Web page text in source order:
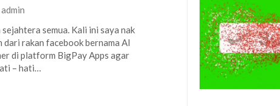
admin
semua. Kali ini saya nak
rakan facebook bernama Al
di platform BigPay Apps agar
– hati…